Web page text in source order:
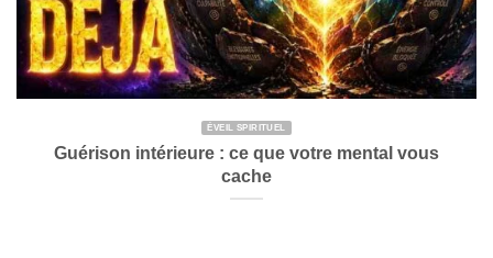
ÉVEIL SPIRITUEL
Guérison intérieure : ce que votre mental vous
cache